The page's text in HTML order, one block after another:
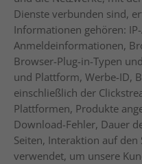
Dienste verbunden sind,
Informationen gehören:
Anmeldeinformationen,
Browser-Plug-in-Typen
und Plattform, Werbe-ID,
einschließlich der
Plattformen, Produkte
Download-Fehler, Dauer
Seiten, Interaktion auf
verwendet, um unsere